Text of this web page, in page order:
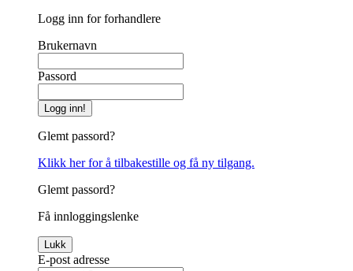
Logg inn for forhandlere
Brukernavn
Passord
Logg inn!
Glemt passord?
Klikk her for å tilbakestille og få ny tilgang.
Glemt passord?
Få innloggingslenke
Lukk
E-post adresse